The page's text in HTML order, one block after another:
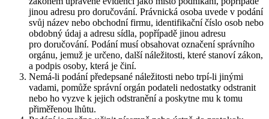
jinou adresu pro doručování. Právnická osoba uvede v podání
svůj název nebo obchodní firmu, identifikační číslo osob nebo
obdobný údaj a adresu sídla, popřípadě jinou adresu
pro doručování. Podání musí obsahovat označení správního
orgánu, jemuž je určeno, další náležitosti, které stanoví zákon,
a podpis osoby, která je činí.
Nemá-li podání předepsané náležitosti nebo trpí-li jinými
vadami, pomůže správní orgán podateli nedostatky odstranit
nebo ho vyzve k jejich odstranění a poskytne mu k tomu
přiměřenou lhůtu.